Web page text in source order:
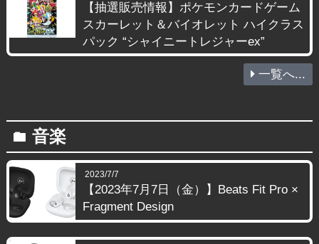
【抽選販売情報】ポケモンカードゲーム
スカーレット＆バイオレット ハイクラス
パック “シャイニートレジャーex”
一覧へ...
folder 音楽
2023/7/7
【2023年7月7日（金）】Beats Fit Pro ×
Fragment Design